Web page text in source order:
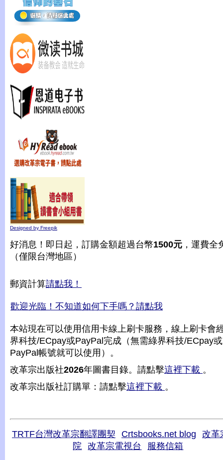
Designed by Freepik
好消息！即日起，訂購金額超過台幣1500元 ，運費全
（僅限台灣地區）
郵資計算請點我！
歡迎光臨！不知道如何下手嗎？請點我
本站現在可以使用信用卡線上刷卡服務，線上刷卡會
界科技/ECpay或PayPal完成（無需綠界科技/ECpay或
PayPal帳號就可以使用）。
改革宗出版社2026年圖書目錄。請點擊這裡下載 。
改革宗出版社訂購單：請點擊這裡下載 。
TRTF台灣改革宗翻譯團契 Crtsbooks.net blog
改革
院
改革宗電視台 服務信箱